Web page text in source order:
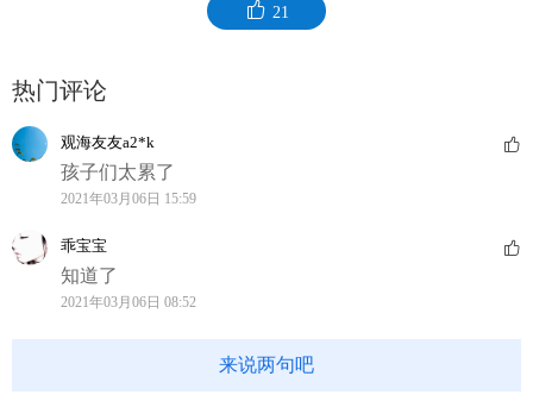
21
热门评论
观海友友a2*k
孩子们太累了
2021年03月06日 15:59
乖宝宝
知道了
2021年03月06日 08:52
来说两句吧